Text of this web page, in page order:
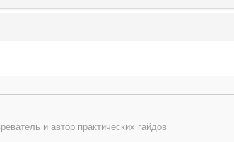
и автор практических гайдов